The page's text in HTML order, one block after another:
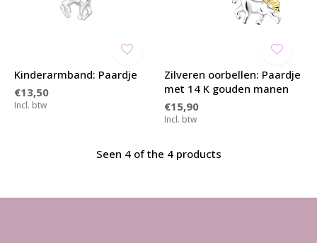
Kinderarmband: Paardje
€13,50
Incl. btw
Zilveren oorbellen: Paardje
met 14 K gouden manen
€15,90
Incl. btw
Seen 4 of the 4 products